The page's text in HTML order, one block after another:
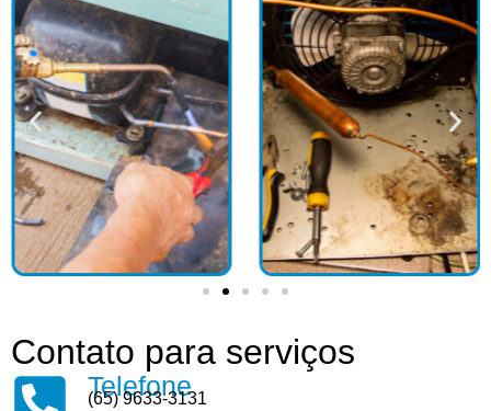
Contato para serviços
Telefone
(65) 9633-3131